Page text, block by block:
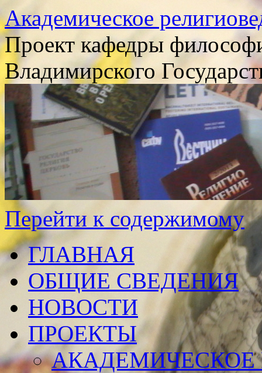
Академическое
Проект кафедры
Владимирского
Перейти к содержимому
ГЛАВНАЯ
ОБЩИЕ СВЕДЕНИЯ
НОВОСТИ
ПРОЕКТЫ
АКАДЕМИЧЕСКОЕ